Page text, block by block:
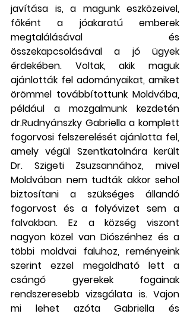
javítása is, a magunk eszközeivel,
főként a jóakaratú emberek
megtalálásával és
összekapcsolásával a jó ügyek
érdekében. Voltak, akik maguk
ajánlották fel adományaikat, amiket
örömmel továbbítottunk Moldvába,
például a mozgalmunk kezdetén
dr.Rudnyánszky Gabriella a komplett
fogorvosi felszerelését ajánlotta fel,
amely végül Szentkatolnára került
Dr. Szigeti Zsuzsannához, mivel
Moldvában nem tudták akkor sehol
biztosítani a szükséges állandó
fogorvost és a folyóvizet sem a
falvakban. Ez a község viszont
nagyon közel van Diószénhez és a
többi moldvai faluhoz, reményeink
szerint ezzel megoldható lett a
csángó gyerekek fogainak
rendszeresebb vizsgálata is. Vajon
mi lehet azóta Gabriella és